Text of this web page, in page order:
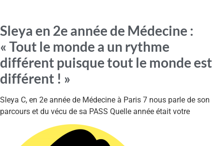
Sleya en 2e année de Médecine :
« Tout le monde a un rythme
différent puisque tout le monde est
différent ! »
Sleya C, en 2e année de Médecine à Paris 7 nous parle de son
parcours et du vécu de sa PASS Quelle année était votre